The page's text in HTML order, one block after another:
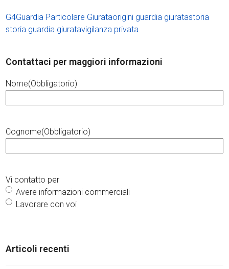
G4Guardia Particolare Giurataorigini guardia giuratastoria
storia guardia giuratavigilanza privata
Contattaci per maggiori informazioni
Nome(Obbligatorio)
Cognome(Obbligatorio)
Vi contatto per
Avere informazioni commerciali
Lavorare con voi
Articoli recenti